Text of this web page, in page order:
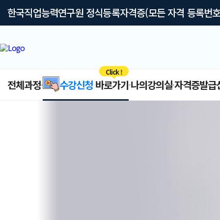
한국직업능력연구원 정식등록자격증(모든 자격 등록번
전체과정 수강신청 바로가기
Click !
나의강의실자격증발급